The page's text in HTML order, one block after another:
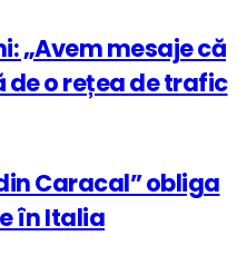
„Avem mesaje că
o rețea de trafic
Caracal” obliga
în Italia